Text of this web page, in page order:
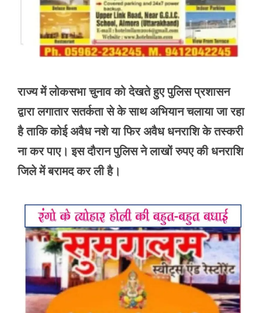
राज्य में लोकसभा चुनाव को देखते हुए पुलिस प्रशासन
द्वारा लगातार सतर्कता से के साथ अभियान चलाया जा रहा
है ताकि कोई अवैध नशे या फिर अवैध धनराशि के तस्करी
ना कर पाए। इस दौरान पुलिस ने लाखों रुपए की धनराशि
जिले में बरामद कर ली है।